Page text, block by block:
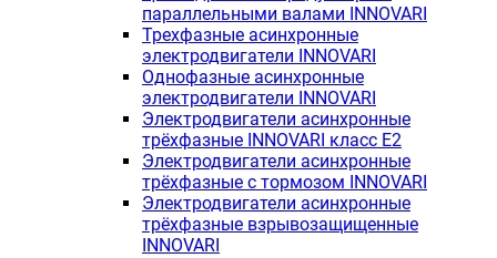
параллельными валами INNOVARI
Трехфазные асинхронные
электродвигатели INNOVARI
Однофазные асинхронные
электродвигатели INNOVARI
Электродвигатели асинхронные
трёхфазные INNOVARI класс E2
Электродвигатели асинхронные
трёхфазные с тормозом INNOVARI
Электродвигатели асинхронные
трёхфазные взрывозащищенные
INNOVARI